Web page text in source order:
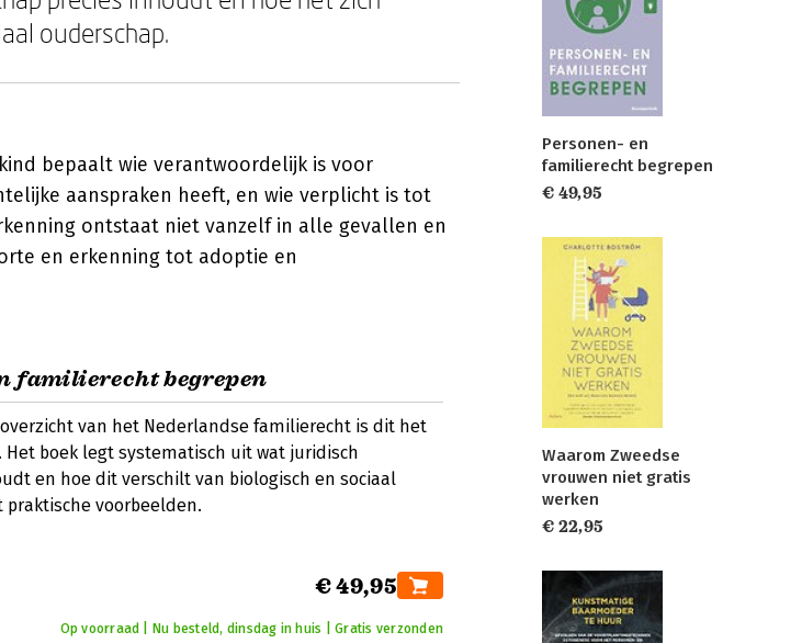
ouderschap.
bepaalt wie verantwoordelijk is voor
aanspraken heeft, en wie verplicht is tot
ontstaat niet vanzelf in alle gevallen en
en erkenning tot adoptie en
familierecht begrepen
van het Nederlandse familierecht is dit het
boek legt systematisch uit wat juridisch
en hoe dit verschilt van biologisch en sociaal
praktische voorbeelden.
€ 49,95
Op voorraad | Nu besteld, dinsdag in huis | Gratis verzonden
Personen- en
familierecht begrepen
€ 49,95
Waarom Zweedse
vrouwen niet gratis
werken
€ 22,95